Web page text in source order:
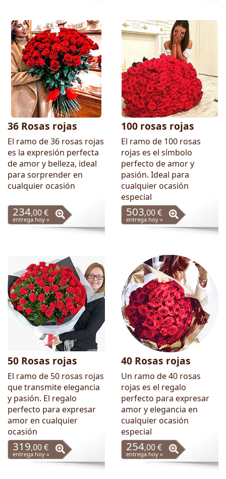
36 Rosas rojas
El ramo de 36 rosas rojas
es la expresión perfecta
de amor y belleza, ideal
para sorprender en
cualquier ocasión
234,00 €
entrega hoy »
100 rosas rojas
El ramo de 100 rosas
rojas es el símbolo
perfecto de amor y
pasión. Ideal para
cualquier ocasión
especial
503,00 €
entrega hoy »
50 Rosas rojas
El ramo de 50 rosas rojas
que transmite elegancia
y pasión. El regalo
perfecto para expresar
amor en cualquier
ocasión
319,00 €
entrega hoy »
40 Rosas rojas
Un ramo de 40 rosas
rojas es el regalo
perfecto para expresar
amor y elegancia en
cualquier ocasión
especial
254,00 €
entrega hoy »